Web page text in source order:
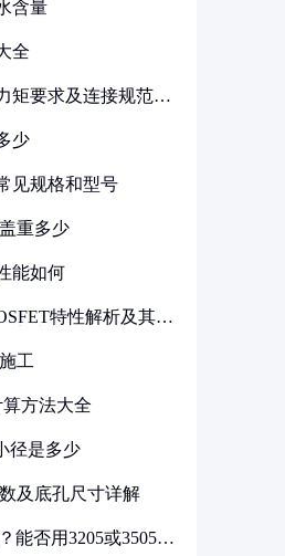
含量
全
矩要求及连接规范详
少
见规格和型号
重多少
能如何
特性解析及其在
工
方法大全
径是多少
及底孔尺寸详解
能否用3205或3505代